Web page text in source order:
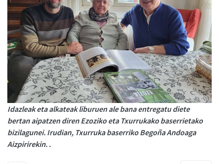
Idazleak eta alkateak liburuen ale bana entregatu diete
bertan aipatzen diren Ezoziko eta Txurrukako baserrietako
bizilagunei. Irudian, Txurruka baserriko Begoña Andoaga
Aizpirirekin. .